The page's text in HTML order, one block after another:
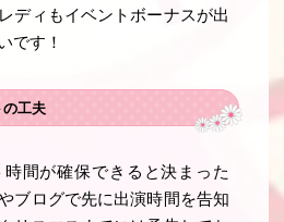
ディもイベントボーナスが出
です！
工夫
間が確保できると決まった
ブログで先に出演時間を告知